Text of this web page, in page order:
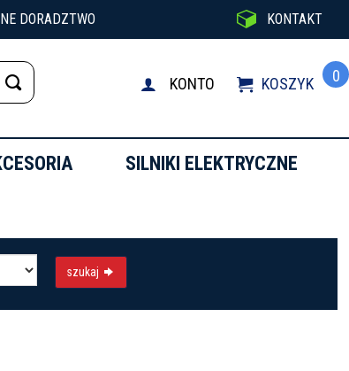
DORADZTWO  KONTAKT
KONTO  KOSZYK 0
SILNIKI ELEKTRYCZNE
szukaj